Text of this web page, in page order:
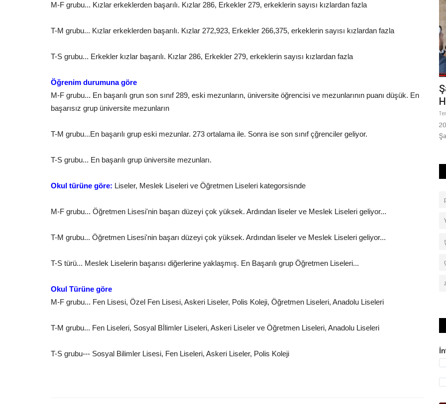
M-F grubu... Kızlar erkeklerden başarılı. Kızlar 286, Erkekler 279, erkeklerin sayısı kızlardan fazla
T-M grubu... Kızlar erkeklerden başarılı. Kızlar 272,923, Erkekler 266,375, erkeklerin sayısı kızlardan fazla
T-S grubu... Erkekler kızlar başarılı. Kızlar 286, Erkekler 279, erkeklerin sayısı kızlardan fazla
Öğrenim durumuna göre
M-F grubu... En başarılı grun son sınıf 289, eski mezunların, üniversite öğrencisi ve mezunlarının puanı düşük. En
başarısız grup üniversite mezunların
T-M grubu...En başarılı grup eski mezunlar. 273 ortalama ile. Sonra ise son sınıf çğrenciler geliyor.
T-S grubu... En başarılı grup üniversite mezunları.
Okul türüne göre: Liseler, Meslek Liseleri ve Öğretmen Liseleri kategorsisnde
M-F grubu... Öğretmen Lisesi'nin başarı düzeyi çok yüksek. Ardından liseler ve Meslek Liseleri geliyor...
T-M grubu... Öğretmen Lisesi'nin başarı düzeyi çok yüksek. Ardından liseler ve Meslek Liseleri geliyor...
T-S türü... Meslek Liselerin başarısı diğerlerine yaklaşmış. En Başarılı grup Öğretmen Liseleri...
Okul Türüne göre
M-F grubu... Fen Lisesi, Özel Fen Lisesi, Askeri Liseler, Polis Koleji, Öğretmen Liseleri, Anadolu Liseleri
T-M grubu... Fen Liseleri, Sosyal Bİlimler Liseleri, Askeri Liseler ve Öğretmen Liseleri, Anadolu Liseleri
T-S grubu--- Sosyal Bilimler Lisesi, Fen Liseleri, Askeri Liseler, Polis Koleji
Gelişim Koleji’nde Birlik ve Beraberlik
Günü: 8. Geleneksel...
Temmuz 2, 2026
coşkuyla kutlandı....
Altyapısına Büyük...
güçlendirilmesi ve...